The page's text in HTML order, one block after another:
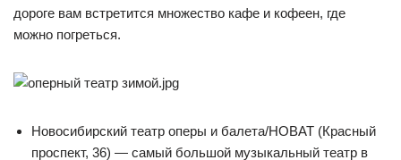
дороге вам встретится множество кафе и кофеен, где
можно погреться.
Новосибирский театр оперы и балета/НОВАТ (​Красный
проспект, 36) — самый большой музыкальный театр в